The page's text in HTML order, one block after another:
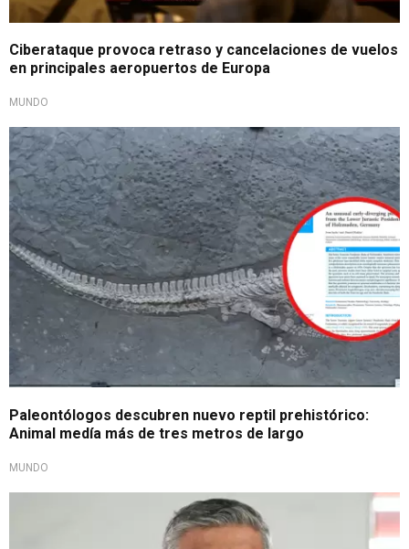
Ciberataque provoca retraso y cancelaciones de vuelos
en principales aeropuertos de Europa
MUNDO
Nuevo hallazgo
Paleontólogos descubren nuevo reptil prehistórico:
Animal medía más de tres metros de largo
MUNDO